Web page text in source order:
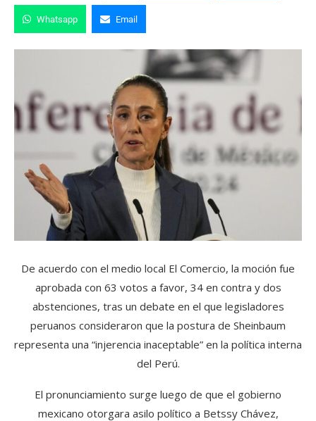
Whatsapp Email
De acuerdo con el medio local El Comercio, la moción fue
aprobada con 63 votos a favor, 34 en contra y dos
abstenciones, tras un debate en el que legisladores
peruanos consideraron que la postura de Sheinbaum
representa una “injerencia inaceptable” en la política interna
del Perú.
El pronunciamiento surge luego de que el gobierno
mexicano otorgara asilo político a Betssy Chávez,